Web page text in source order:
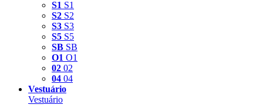
S1 S1
S2 S2
S3 S3
S5 S5
SB SB
O1 O1
02 02
04 04
Vestuário
Vestuário